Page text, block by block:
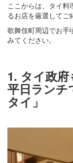
ここからは、タイ料
るお店を厳選してご
歌舞伎町周辺でお手
みてください。
1. タイ政
平日ランチ
タイ」